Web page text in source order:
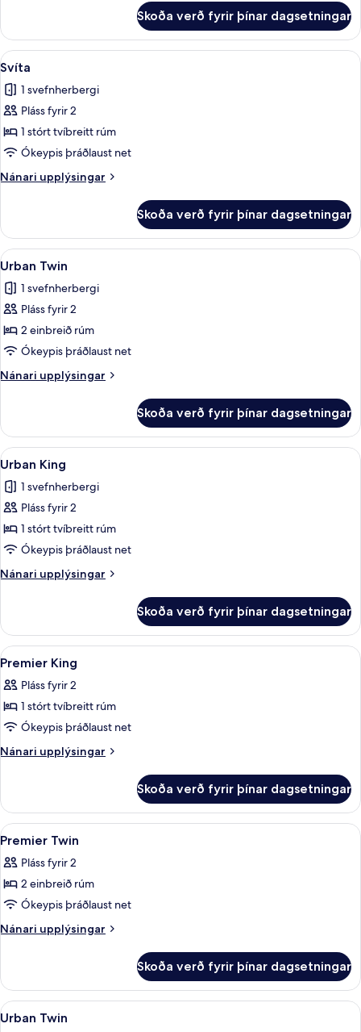
rúm
herbergi
fyrir
tvo,
rúm
Skoða verð fyrir þínar dagsetningar
Skoða
allar
myndir
fyrir
Svíta
Rúmföt af bestu gerð, dúnsængur,
3
Svíta
1 svefnherbergi
Pláss fyrir 2
1 stórt tvíbreitt rúm
Ókeypis þráðlaust net
Nánari upplýsingar
Nánari
Skoða verð fyrir þínar dagsetningar
Skoða
allar
myndir
fyrir
Urban
Twin
Rúmföt af bestu gerð, dúnsængur,
3
Urban Twin
1 svefnherbergi
Pláss fyrir 2
2 einbreið rúm
Ókeypis þráðlaust net
Nánari upplýsingar
Nánari
Twin
Skoða verð fyrir þínar dagsetningar
Skoða
allar
myndir
fyrir
Urban
King
Urban King | Rúmföt af bestu gerð,
3
Urban King
1 svefnherbergi
Pláss fyrir 2
1 stórt tvíbreitt rúm
Ókeypis þráðlaust net
Nánari upplýsingar
Nánari
King
Skoða verð fyrir þínar dagsetningar
Skoða
allar
myndir
fyrir
Premier
King
Rúmföt af bestu gerð, dúnsængur,
6
Premier King
Pláss fyrir 2
1 stórt tvíbreitt rúm
Ókeypis þráðlaust net
Nánari upplýsingar
Nánari
King
Skoða verð fyrir þínar dagsetningar
Skoða
allar
myndir
fyrir
Premier
Twin
Rúmföt af bestu gerð, dúnsængur,
7
Premier Twin
Pláss fyrir 2
2 einbreið rúm
Ókeypis þráðlaust net
Nánari upplýsingar
Nánari
Twin
Skoða verð fyrir þínar dagsetningar
Skoða
allar
Rúmföt af bestu gerð, dúnsængur,
6
Urban Twin